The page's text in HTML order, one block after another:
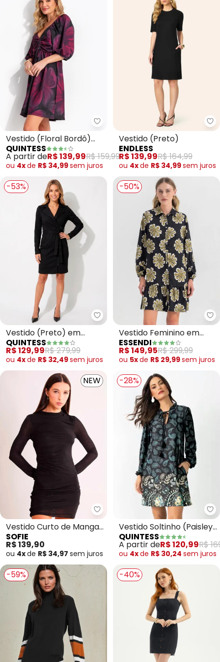
Quintess - Vestido (Floral
Vestido (Floral Bordô)
em Malha Texturizada
QUINTESS
A partir deR$ 139,99R$ 159,99
ou 4xde R$ 34,99sem juros
Vestido (Preto)
ENDLESS
R$ 139,99R$ 164,99
ou 4xde R$ 34,99sem juros
-53%
Quintess - Vestido (Preto) em
Vestido (Preto) em
Bengaline com Bolsos
QUINTESS
R$ 129,99R$ 279,99
ou 4xde R$ 32,49sem juros
-50%
Vestido Feminino em
Viscose (Preto)
ESSENDI
R$ 149,95R$ 299,99
ou 5xde R$ 29,99sem juros
NEW
Sofie - Vestido Curto de Manga
Vestido Curto de Manga
Longa After Dusk em Tule
Re
SOFIE
R$ 139,90
ou 4xde R$ 34,97 sem juros
-28%
Vestido Soltinho (Paisley
Preto) com Tassel
QUINTESS
A partir deR$ 120,99R$
ou 4xde R$ 30,24 sem juros
-59% -40%